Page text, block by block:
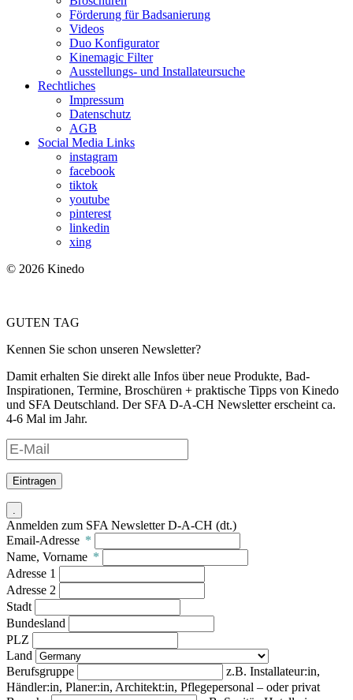
Förderung für Badsanierung
Videos
Duo Konfigurator
Kinemagic Filter
Ausstellungs- und Installateursuche
Rechtliches
Impressum
Datenschutz
AGB
Social Media Links
instagram
facebook
tiktok
youtube
pinterest
linkedin
xing
© 2026 Kinedo
GUTEN TAG
Kennen Sie schon unseren Newsletter?
Damit erhalten Sie direkt alle Infos über neue Produkte, Bad-
Inspirationen, Termine, Broschüren + praktische Tipps von Kinedo
und SFA Deutschland. Der SFA D-A-CH Newsletter erscheint ca.
4-6 Mal im Jahr.
Eintragen
.
Anmelden zum SFA Newsletter D-A-CH (dt.)
Email-Adresse *
Name, Vorname *
Adresse 1
Adresse 2
Stadt
Bundesland
PLZ
Land
Berufsgruppe
z.B. Installateur:in,
Händler:in, Planer:in, Architekt:in, Pflegepersonal – oder privat